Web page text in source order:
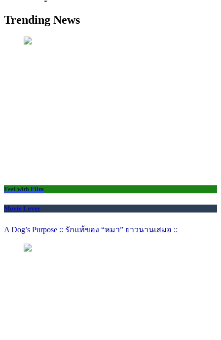
Trending News
Feel with Film
Movie Lover
A Dog’s Purpose :: รักแท้ของ “หมา” ยาวนานเสมอ ::